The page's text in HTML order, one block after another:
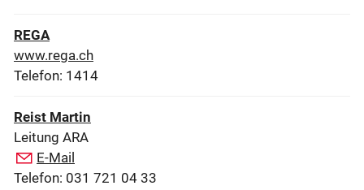
REGA
www.rega.ch
Telefon: 1414
Reist Martin
Leitung ARA
E-Mail
Telefon: 031 721 04 33